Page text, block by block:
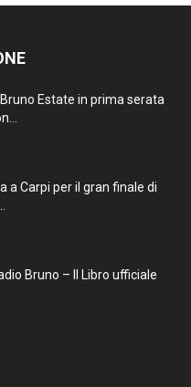
Estate in prima serata
a Carpi per il gran finale di
Bruno – Il Libro ufficiale